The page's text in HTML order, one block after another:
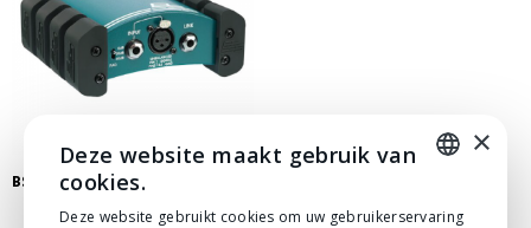
BSS AR-133 ACTIEVE DI BOX
×
Deze website maakt gebruik van
cookies.
Deze website gebruikt cookies om uw gebruikerservaring